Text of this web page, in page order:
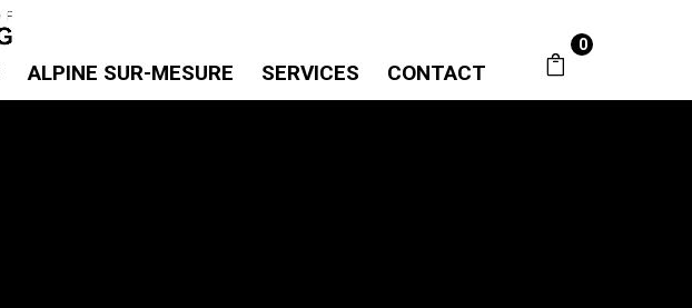
ALPINE SUR-MESURE SERVICES CONTACT
0